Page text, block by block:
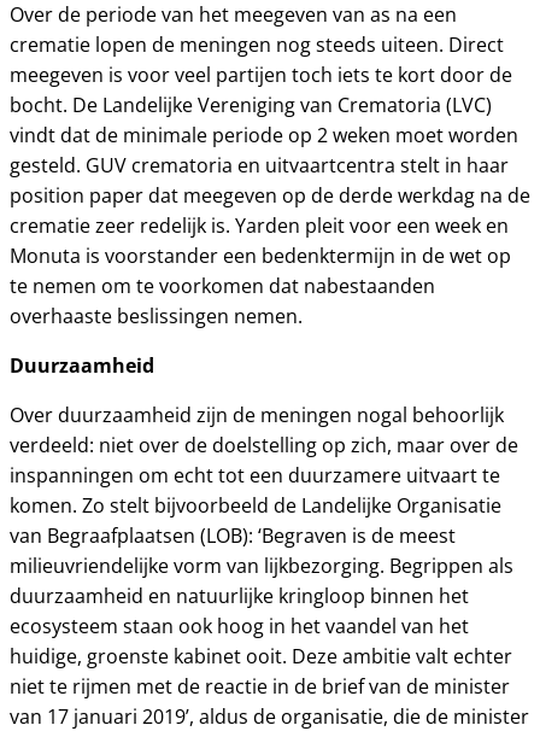
Over de periode van het meegeven van as na een
crematie lopen de meningen nog steeds uiteen. Direct
meegeven is voor veel partijen toch iets te kort door de
bocht. De Landelijke Vereniging van Crematoria (LVC)
vindt dat de minimale periode op 2 weken moet worden
gesteld. GUV crematoria en uitvaartcentra stelt in haar
position paper dat meegeven op de derde werkdag na de
crematie zeer redelijk is. Yarden pleit voor een week en
Monuta is voorstander een bedenktermijn in de wet op
te nemen om te voorkomen dat nabestaanden
overhaaste beslissingen nemen.
Duurzaamheid
Over duurzaamheid zijn de meningen nogal behoorlijk
verdeeld: niet over de doelstelling op zich, maar over de
inspanningen om echt tot een duurzamere uitvaart te
komen. Zo stelt bijvoorbeeld de Landelijke Organisatie
van Begraafplaatsen (LOB): ‘Begraven is de meest
milieuvriendelijke vorm van lijkbezorging. Begrippen als
duurzaamheid en natuurlijke kringloop binnen het
ecosysteem staan ook hoog in het vaandel van het
huidige, groenste kabinet ooit. Deze ambitie valt echter
niet te rijmen met de reactie in de brief van de minister
van 17 januari 2019’, aldus de organisatie, die de minister